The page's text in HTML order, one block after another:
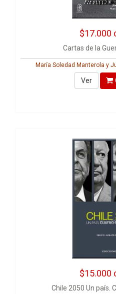
$17.000
Cartas de la
María Soledad Manterola y
Ver
$15.000
Chile 2050 Un país.